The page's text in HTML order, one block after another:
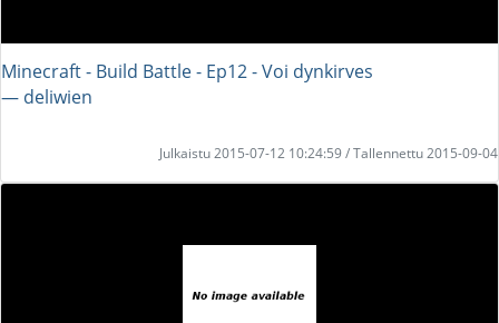
Minecraft - Build Battle - Ep12 - Voi dynkirves
― deliwien
Julkaistu 2015-07-12 10:24:59 / Tallennettu 2015-09-04